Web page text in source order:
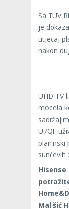
Sa TÜV
je
utjecaj
nakon
UHD TV
modela
U7QF
planinski
sunčevih
Mališić